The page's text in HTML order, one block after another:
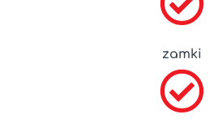
zamki